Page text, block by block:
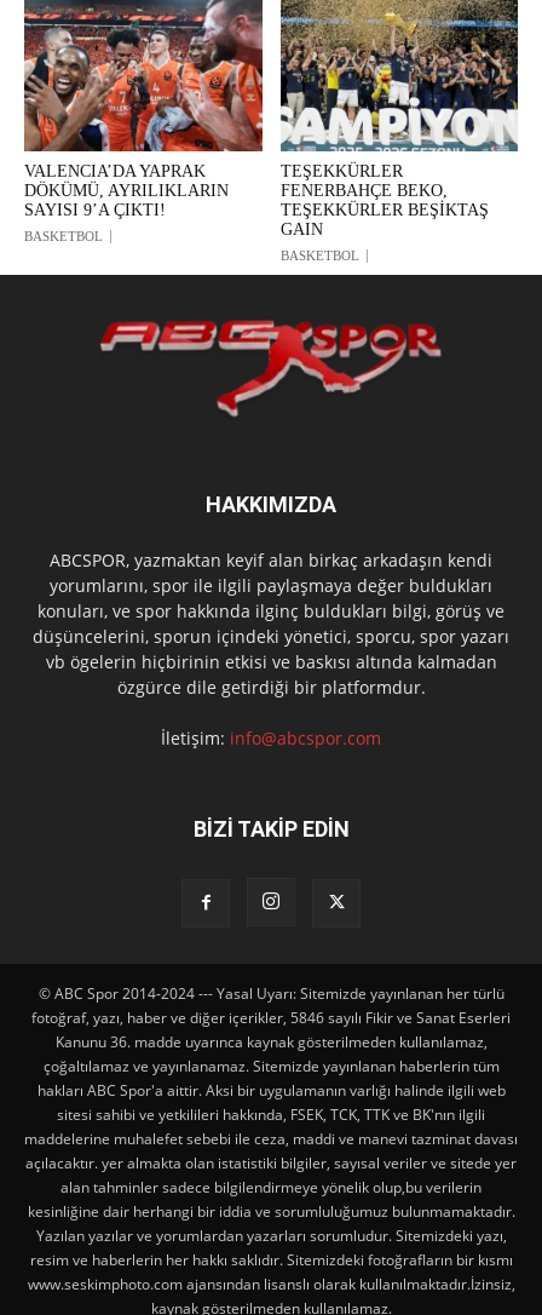
VALENCIA’DA YAPRAK
DÖKÜMÜ, AYRILIKLARIN
SAYISI 9’A ÇIKTI!
BASKETBOL
TEŞEKKÜRLER
FENERBAHÇE BEKO,
TEŞEKKÜRLER BEŞİKTAŞ
GAIN
BASKETBOL
HAKKIMIZDA
ABCSPOR, yazmaktan keyif alan birkaç arkadaşın kendi
yorumlarını, spor ile ilgili paylaşmaya değer buldukları
konuları, ve spor hakkında ilginç buldukları bilgi, görüş ve
düşüncelerini, sporun içindeki yönetici, sporcu, spor yazarı
vb ögelerin hiçbirinin etkisi ve baskısı altında kalmadan
özgürce dile getirdiği bir platformdur.
İletişim: info@abcspor.com
BİZİ TAKİP EDİN
© ABC Spor 2014-2024 --- Yasal Uyarı: Sitemizde yayınlanan her türlü
fotoğraf, yazı, haber ve diğer içerikler, 5846 sayılı Fikir ve Sanat Eserleri
Kanunu 36. madde uyarınca kaynak gösterilmeden kullanılamaz,
çoğaltılamaz ve yayınlanamaz. Sitemizde yayınlanan haberlerin tüm
hakları ABC Spor'a aittir. Aksi bir uygulamanın varlığı halinde ilgili web
sitesi sahibi ve yetkilileri hakkında, FSEK, TCK, TTK ve BK'nın ilgili
maddelerine muhalefet sebebi ile ceza, maddi ve manevi tazminat davası
açılacaktır. yer almakta olan istatistiki bilgiler, sayısal veriler ve sitede yer
alan tahminler sadece bilgilendirmeye yönelik olup,bu verilerin
kesinliğine dair herhangi bir iddia ve sorumluluğumuz bulunmamaktadır.
Yazılan yazılar ve yorumlardan yazarları sorumludur. Sitemizdeki yazı,
resim ve haberlerin her hakkı saklıdır. Sitemizdeki fotoğrafların bir kısmı
www.seskimphoto.com ajansından lisanslı olarak kullanılmaktadır.İzinsiz,
kaynak gösterilmeden kullanılamaz.